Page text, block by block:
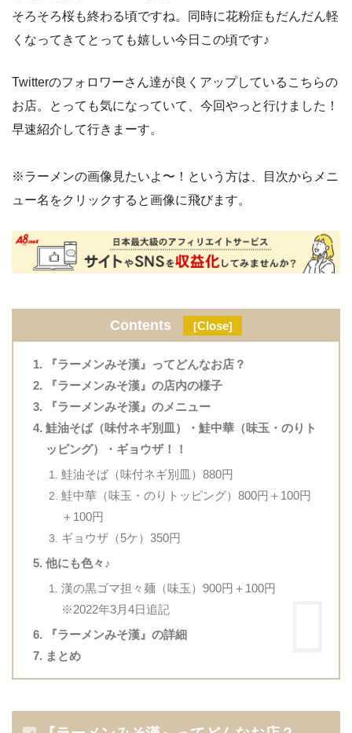
そろそろ桜も終わる頃ですね。同時に花粉症もだんだん軽
くなってきてとっても嬉しい今日この頃です♪
Twitterのフォロワーさん達が良くアップしているこちらの
お店。とっても気になっていて、今回やっと行けました！
早速紹介して行きまーす。
※ラーメンの画像見たいよ〜！という方は、目次からメニ
ュー名をクリックすると画像に飛びます。
Contents [Close]
『ラーメンみそ漢』ってどんなお店？
『ラーメンみそ漢』の店内の様子
『ラーメンみそ漢』のメニュー
鮭油そば（味付ネギ別皿）・鮭中華（味玉・のりト
ッピング）・ギョウザ！！
鮭油そば（味付ネギ別皿）880円
鮭中華（味玉・のりトッピング）800円＋100円
＋100円
ギョウザ（5ケ）350円
他にも色々♪
漢の黒ゴマ担々麺（味玉）900円＋100円
※2022年3月4日追記
『ラーメンみそ漢』の詳細
まとめ